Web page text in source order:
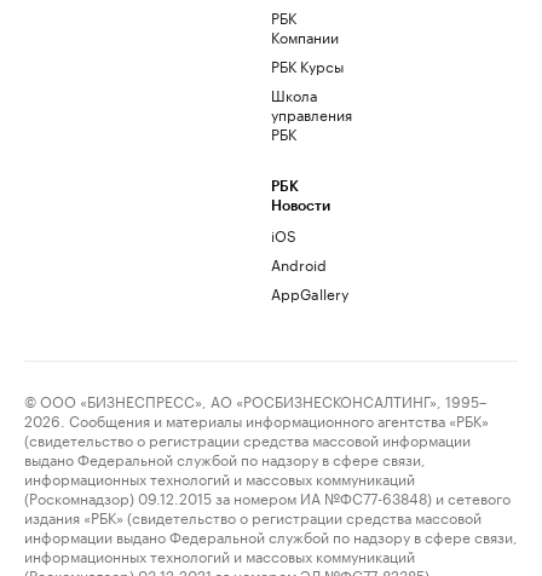
РБК
Компании
РБК Курсы
Школа
управления
РБК
РБК
Новости
iOS
Android
AppGallery
© ООО «БИЗНЕСПРЕСС», АО «РОСБИЗНЕСКОНСАЛТИНГ», 1995–
2026. Сообщения и материалы информационного агентства «РБК»
(свидетельство о регистрации средства массовой информации
выдано Федеральной службой по надзору в сфере связи,
информационных технологий и массовых коммуникаций
(Роскомнадзор) 09.12.2015 за номером ИА №ФС77-63848) и сетевого
издания «РБК» (свидетельство о регистрации средства массовой
информации выдано Федеральной службой по надзору в сфере связи,
информационных технологий и массовых коммуникаций